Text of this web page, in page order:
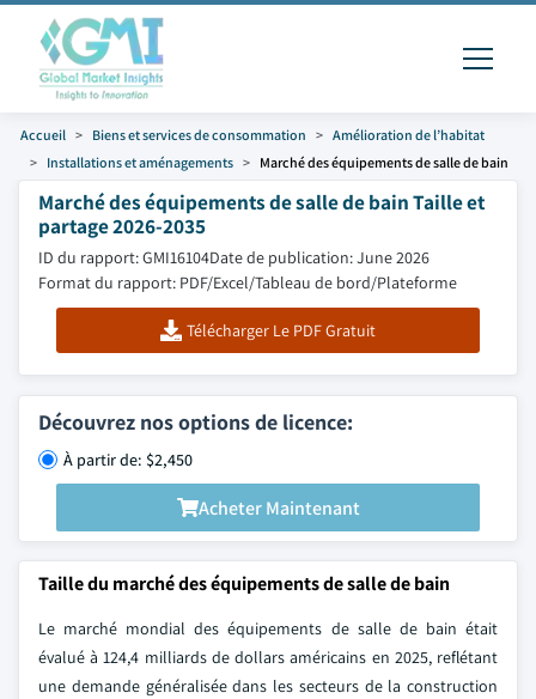
Accueil Biens et services de consommation
Amélioration de l’habitat
Installations et aménagements
Marché des équipements de salle de bain
Marché des équipements de salle de bain Taille et
partage 2026-2035
ID du rapport: GMI16104Date de publication: June 2026
Format du rapport: PDF/Excel/Tableau de bord/Plateforme
Télécharger Le PDF Gratuit
Découvrez nos options de licence:
À partir de: $2,450
Acheter Maintenant
Taille du marché des équipements de salle de bain
Le marché mondial des équipements de salle de bain était
évalué à 124,4 milliards de dollars américains en 2025, reflétant
une demande généralisée dans les secteurs de la construction